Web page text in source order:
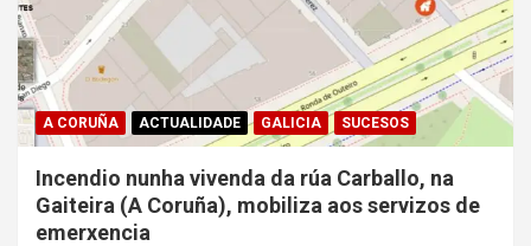
A CORUÑA ACTUALIDADE GALICIA SUCESOS
Incendio nunha vivenda da rúa Carballo, na
Gaiteira (A Coruña), mobiliza aos servizos de
emerxencia